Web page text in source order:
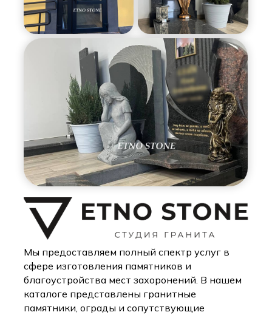
Мы предоставляем полный спектр услуг в
сфере изготовления памятников и
благоустройства мест захоронений. В нашем
каталоге представлены гранитные
памятники, ограды и сопутствующие